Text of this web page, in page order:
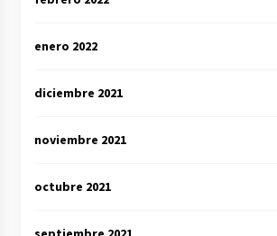
enero 2022
diciembre 2021
noviembre 2021
octubre 2021